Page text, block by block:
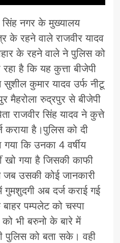
सिंह नगर के मुख्यालय
के रहने वाले राजवीर यादव
के रहने वाले ने पुलिस को
है कि यह कुत्ता बीजेपी
सुशील कुमार यादव उर्फ नीटू
मैहरोला रुद्रपुर से बीजेपी
राजवीर सिंह यादव ने कुत्ते
कराया है।पुलिस को दी
गया कि उनका 4 वर्षीय
खो गया है जिसकी काफी
उसकी कोई जानकारी
गुमशुदगी अब दर्ज कराई गई
पम्पलेट को चस्पा
को भी बरुनो के बारे में
पुलिस को बता सके। वही